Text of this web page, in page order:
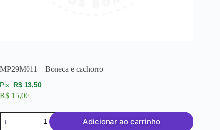
MP29M011 – Boneca e cachorro
R$ 13,50
R$ 15,00
Adicionar ao carrinho